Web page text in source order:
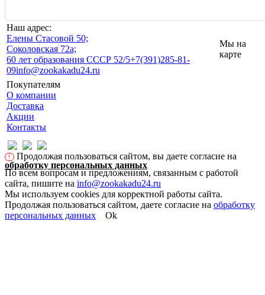
Наш адрес:
Eлены Стасовой 50;
Соколовская 72а;
60 лет образования СССР 52/5+7(391)285-81-
09info@zookakadu24.ru
Мы на
карте
Покупателям
О компании
Доставка
Акции
Контакты
!
Продолжая пользоваться сайтом, вы даете согласие на
обработку персональных данных
По всем вопросам и предложениям, связанным с работой
сайта, пишите на info@zookakadu24.ru
Мы используем cookies для корректной работы сайта.
Продолжая пользоваться сайтом, даете согласие на обработку
персональных данных
Ok